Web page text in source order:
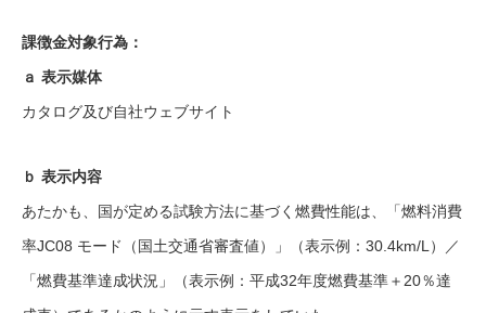
課徴金対象行為：
ａ 表示媒体
カタログ及び自社ウェブサイト
ｂ 表示内容
あたかも、国が定める試験方法に基づく燃費性能は、「燃料消費
率JC08 モード（国土交通省審査値）」（表示例：30.4km/L）／
「燃費基準達成状況」（表示例：平成32年度燃費基準＋20％達